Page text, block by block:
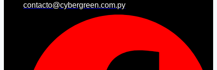
contacto@cybergreen.com.py